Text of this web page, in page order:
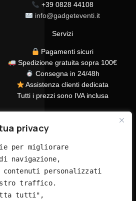
privacy
per migliorare
navigazione,
personalizzati
traffico.
tutti",
+39 0828 44108
info@gadgeteventi.it
Servizi
Pagamenti sicuri
Spedizione gratuita sopra 100€
Consegna in 24/48h
Assistenza clienti dedicata
Tutti i prezzi sono IVA inclusa
Tutti i diritti riservati